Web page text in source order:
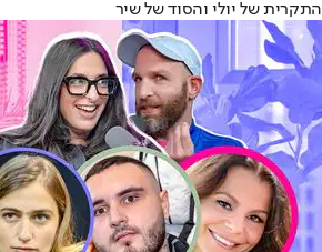
התקרית של יולי והסוד של שיר